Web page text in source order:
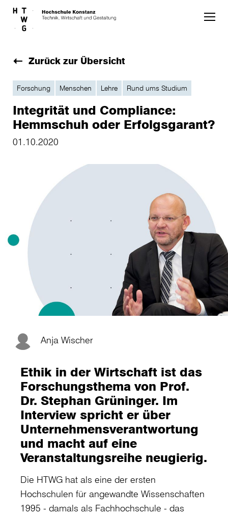
Skip to main content
Zurück zur Übersicht
Forschung Menschen Lehre Rund ums Studium
Integrität und Compliance:
Hemmschuh oder Erfolgsgarant?
01.10.2020
Anja Wischer
Ethik in der Wirtschaft ist das
Forschungsthema von Prof.
Dr. Stephan Grüninger. Im
Interview spricht er über
Unternehmensverantwortung
und macht auf eine
Veranstaltungsreihe neugierig.
Die HTWG hat als eine der ersten
Hochschulen für angewandte Wissenschaften
1995 - damals als Fachhochschule - das